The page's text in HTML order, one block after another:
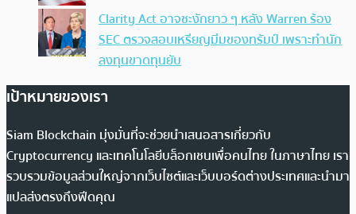
Clarity Act อาจชะงักยาว ๆ หลัง Warren ร้อง
SEC ตรวจสอบเหรียญมีมของทรัมป์ เพราะทำนัก
ลงทุนขาดทุนยับ
เป้าหมายของเรา
Siam Blockchain มุ่งมั่นที่จะช่วยนำเสนอสารเกี่ยวกับ
Cryptocurrency และเทคโนโลยีบล็อกเชนเพื่อคนไทย ในภาษาไทย เรา
รวบรวมข้อมูลส่วนใหญ่จากเว็บไซต์และเว็บบอร์ดต่างประเทศและนำมา
แปลส่งตรงถึงฟีดคุณ